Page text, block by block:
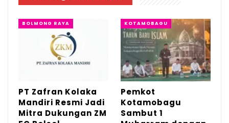
kunjungi empat kepala daerah di Bolmong
raya, “ujarnya.
Ia menjelaskan bahwa pihak yayasan
berencana menghidupkan kembali fungsi
eks Rumah Sakit Moonow sebagaimana
sebelumnya.“Gedung Itu pernah digunakan
BOLMONG RAYA
PT Zafran Kolaka
Mandiri Resmi Jadi
Mitra Dukungan ZM
KOTAMOBAGU
Pemkot
Kotamobagu
Sambut 1